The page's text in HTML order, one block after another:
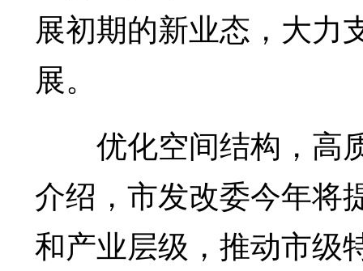
展初期的新业态，大力
展。
优化空间结构，高
介绍，市发改委今年将
和产业层级，推动市级